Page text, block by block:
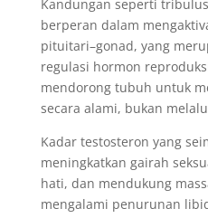
Kandungan seperti
berperan dalam
pituitari–gonad, yang
regulasi hormon
mendorong tubuh untuk
secara alami, bukan
Kadar testosteron yang
meningkatkan gairah
hati, dan mendukung
mengalami penurunan